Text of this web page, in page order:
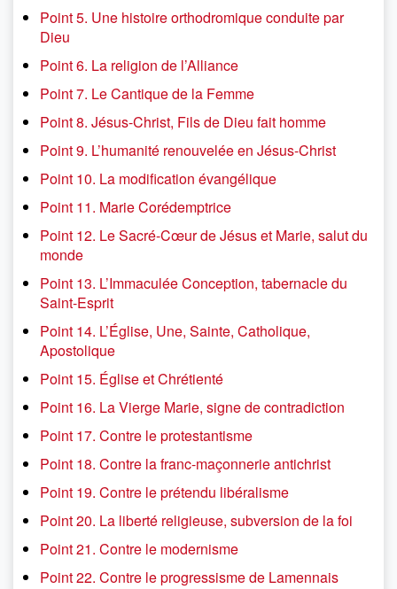
Point 5. Une histoire orthodromique conduite par
Dieu
Point 6. La religion de l’Alliance
Point 7. Le Cantique de la Femme
Point 8. Jésus-Christ, Fils de Dieu fait homme
Point 9. L’humanité renouvelée en Jésus-Christ
Point 10. La modification évangélique
Point 11. Marie Corédemptrice
Point 12. Le Sacré-Cœur de Jésus et Marie, salut du
monde
Point 13. L’Immaculée Conception, tabernacle du
Saint-Esprit
Point 14. L’Église, Une, Sainte, Catholique,
Apostolique
Point 15. Église et Chrétienté
Point 16. La Vierge Marie, signe de contradiction
Point 17. Contre le protestantisme
Point 18. Contre la franc-maçonnerie antichrist
Point 19. Contre le prétendu libéralisme
Point 20. La liberté religieuse, subversion de la foi
Point 21. Contre le modernisme
Point 22. Contre le progressisme de Lamennais